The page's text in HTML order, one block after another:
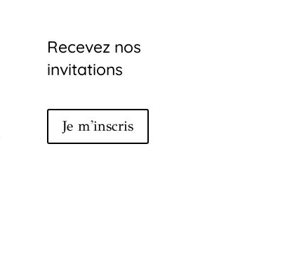
Recevez nos
invitations
Je m'inscris